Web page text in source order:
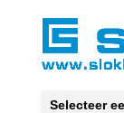
Selecteer